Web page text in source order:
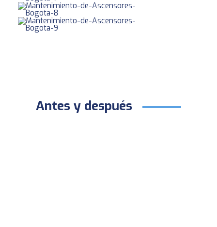
Antes y después